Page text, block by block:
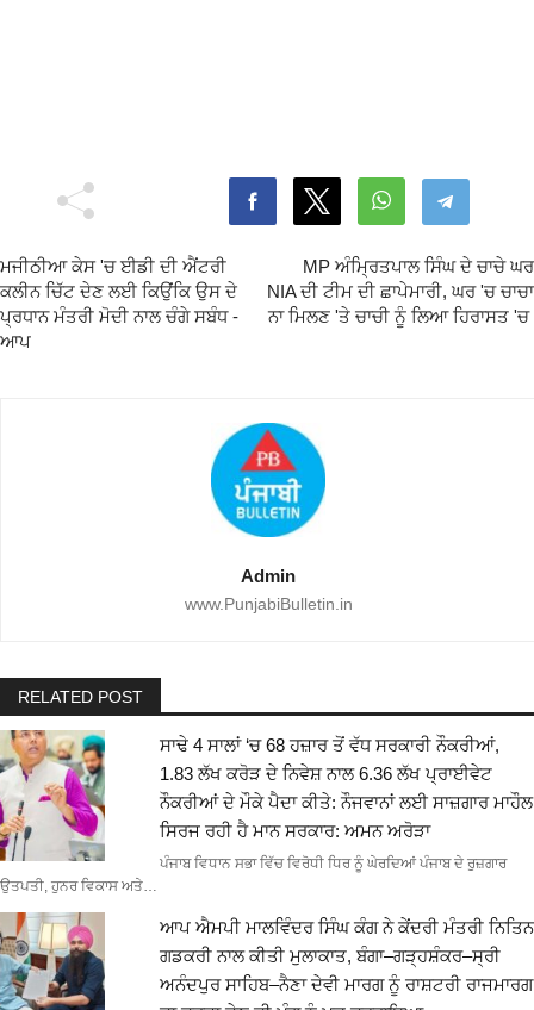
ਮਜੀਠੀਆ ਕੇਸ 'ਚ ਈਡੀ ਦੀ ਐਂਟਰੀ
ਕਲੀਨ ਚਿੱਟ ਦੇਣ ਲਈ ਕਿਉਂਕਿ ਉਸ ਦੇ
ਪ੍ਰਧਾਨ ਮੰਤਰੀ ਮੋਦੀ ਨਾਲ ਚੰਗੇ ਸਬੰਧ -
ਆਪ
MP ਅੰਮ੍ਰਿਤਪਾਲ ਸਿੰਘ ਦੇ ਚਾਚੇ ਘਰ
NIA ਦੀ ਟੀਮ ਦੀ ਛਾਪੇਮਾਰੀ, ਘਰ 'ਚ ਚਾਚਾ
ਨਾ ਮਿਲਣ 'ਤੇ ਚਾਚੀ ਨੂੰ ਲਿਆ ਹਿਰਾਸਤ 'ਚ
Admin
www.PunjabiBulletin.in
RELATED POST
ਸਾਢੇ 4 ਸਾਲਾਂ ‘ਚ 68 ਹਜ਼ਾਰ ਤੋਂ ਵੱਧ ਸਰਕਾਰੀ ਨੌਕਰੀਆਂ,
1.83 ਲੱਖ ਕਰੋੜ ਦੇ ਨਿਵੇਸ਼ ਨਾਲ 6.36 ਲੱਖ ਪ੍ਰਾਈਵੇਟ
ਨੌਕਰੀਆਂ ਦੇ ਮੌਕੇ ਪੈਦਾ ਕੀਤੇ: ਨੌਜਵਾਨਾਂ ਲਈ ਸਾਜ਼ਗਾਰ ਮਾਹੌਲ
ਸਿਰਜ ਰਹੀ ਹੈ ਮਾਨ ਸਰਕਾਰ: ਅਮਨ ਅਰੋੜਾ
ਪੰਜਾਬ ਵਿਧਾਨ ਸਭਾ ਵਿੱਚ ਵਿਰੋਧੀ ਧਿਰ ਨੂੰ ਘੇਰਦਿਆਂ ਪੰਜਾਬ ਦੇ ਰੁਜ਼ਗਾਰ
ਉਤਪਤੀ, ਹੁਨਰ ਵਿਕਾਸ ਅਤੇ…
ਆਪ ਐਮਪੀ ਮਾਲਵਿੰਦਰ ਸਿੰਘ ਕੰਗ ਨੇ ਕੇਂਦਰੀ ਮੰਤਰੀ ਨਿਤਿਨ
ਗਡਕਰੀ ਨਾਲ ਕੀਤੀ ਮੁਲਾਕਾਤ, ਬੰਗਾ–ਗੜ੍ਹਸ਼ੰਕਰ–ਸ੍ਰੀ
ਅਨੰਦਪੁਰ ਸਾਹਿਬ–ਨੈਣਾ ਦੇਵੀ ਮਾਰਗ ਨੂੰ ਰਾਸ਼ਟਰੀ ਰਾਜਮਾਰਗ